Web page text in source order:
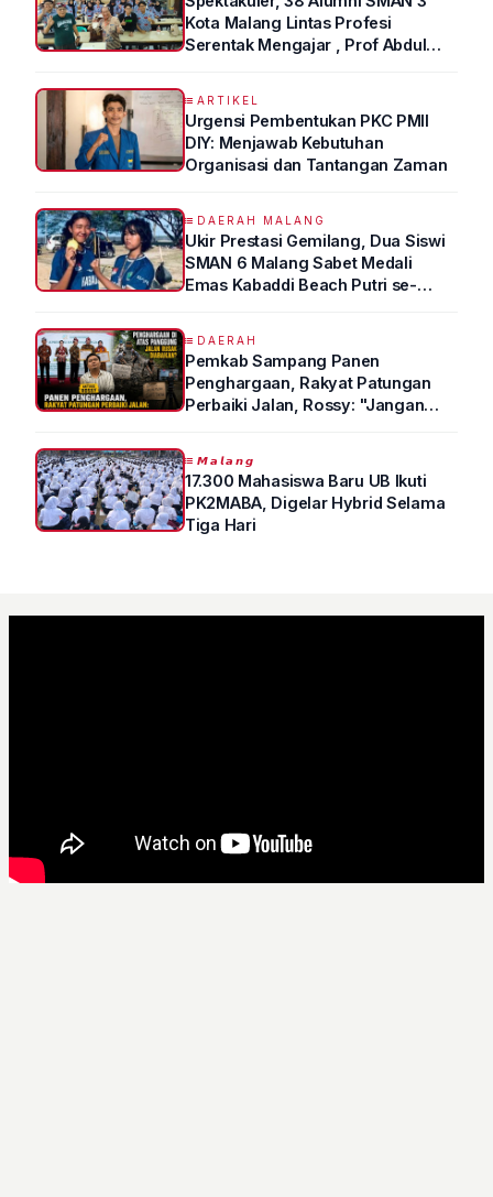
Kota Malang Lintas Profesi
Serentak Mengajar , Prof Abdul
ARTIKEL
Urgensi Pembentukan PKC PMII
DIY: Menjawab Kebutuhan
Organisasi dan Tantangan Zaman
DAERAH MALANG
Ukir Prestasi Gemilang, Dua Siswi
SMAN 6 Malang Sabet Medali
Emas Kabaddi Beach Putri se-
DAERAH
Pemkab Sampang Panen
Penghargaan, Rakyat Patungan
Perbaiki Jalan, Rossy: "Jangan
𝙈𝙖𝙡𝙖𝙣𝙜
17.300 Mahasiswa Baru UB Ikuti
PK2MABA, Digelar Hybrid Selama
Tiga Hari